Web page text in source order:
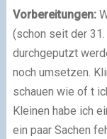
Vorbereitungen:
(schon seit der 31.
durchgeputzt
noch umsetzen.
schauen wie of t
Kleinen habe ich
ein paar Sachen